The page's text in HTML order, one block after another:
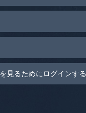
見るためにログインする